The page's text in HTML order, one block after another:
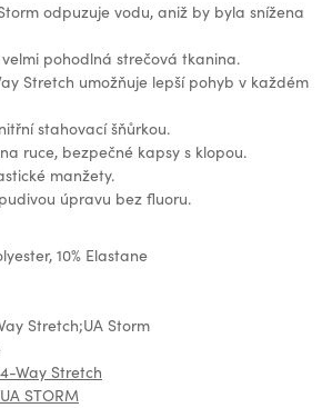
odpuzuje vodu, aniž by byla snížena
pohodlná strečová tkanina.
Stretch umožňuje lepší pohyb v každém
stahovací šňůrkou.
ruce, bezpečné kapsy s klopou.
manžety.
úpravu bez fluoru.
10% Elastane
Stretch;UA Storm
Way Stretch
STORM